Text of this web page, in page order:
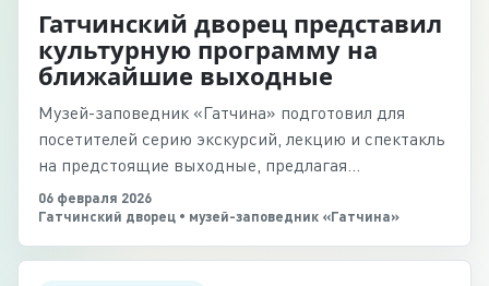
Гатчинский дворец представил
культурную программу на
ближайшие выходные
Музей-заповедник «Гатчина» подготовил для
посетителей серию экскурсий, лекцию и спектакль
на предстоящие выходные, предлагая
разноформатный культурный продукт.
06 февраля 2026
Гатчинский дворец • музей-заповедник «Гатчина»